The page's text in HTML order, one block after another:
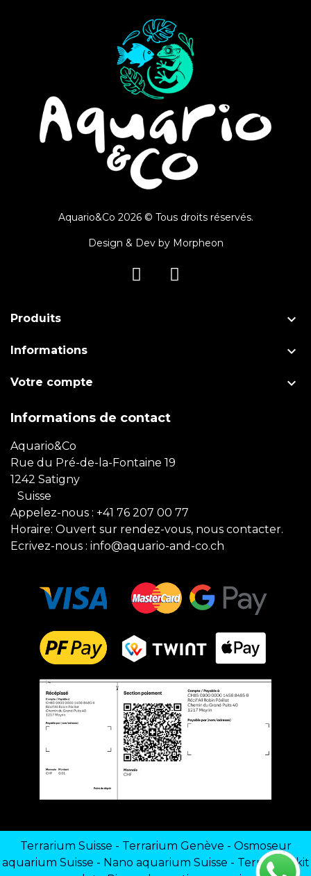
Aquario&Co 2026 © Tous droits réservés.
Design & Dev by Morpheon
Produits 
Informations 
Votre compte 
Informations de contact
Aquario&Co
Rue du Pré-de-la-Fontaine 19
1242 Satigny
Suisse
Appelez-nous : +41 76 207 00 77
Horaire: Ouvert sur rendez-vous, nous contacter.
Ecrivez-nous : info@aquario-and-co.ch
Terrarium Suisse - Terrarium Genève - Osmoseur
aquarium Suisse - Nano aquarium Suisse - Terrarium kit